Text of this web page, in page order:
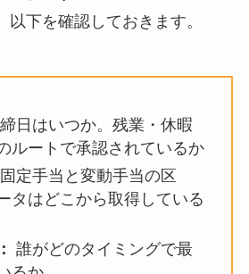
以下を確認しておきます。
締日はいつか。残業・休暇
ルートで承認されているか
固定手当と変動手当の区
タはどこから取得している
誰がどのタイミングで最